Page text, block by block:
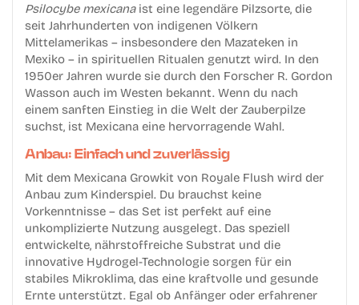
Psilocybe mexicanaist eine legendäre Pilzsorte, die
seit Jahrhunderten von indigenen Völkern
Mittelamerikas – insbesondere den Mazateken in
Mexiko – in spirituellen Ritualen genutzt wird. In den
1950er Jahren wurde sie durch den Forscher R. Gordon
Wasson auch im Westen bekannt. Wenn du nach
einem sanften Einstieg in die Welt der Zauberpilze
suchst, ist Mexicana eine hervorragende Wahl.
Anbau: Einfach und zuverlässig
Mit dem Mexicana Growkit von Royale Flush wird der
Anbau zum Kinderspiel. Du brauchst keine
Vorkenntnisse – das Set ist perfekt auf eine
unkomplizierte Nutzung ausgelegt. Das speziell
entwickelte, nährstoffreiche Substrat und die
innovative Hydrogel-Technologie sorgen für ein
stabiles Mikroklima, das eine kraftvolle und gesunde
Ernte unterstützt. Egal ob Anfänger oder erfahrener